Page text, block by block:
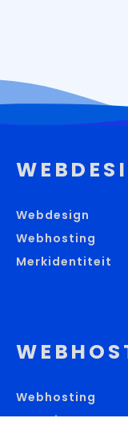
Webdesign
Webhosting
Merkidentiteit
Webhosting